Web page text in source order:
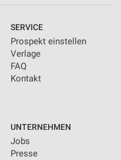
SERVICE
Prospekt einstellen
Verlage
FAQ
Kontakt
UNTERNEHMEN
Jobs
Presse